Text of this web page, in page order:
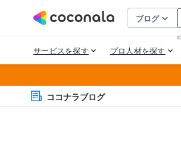
ココナラブログ